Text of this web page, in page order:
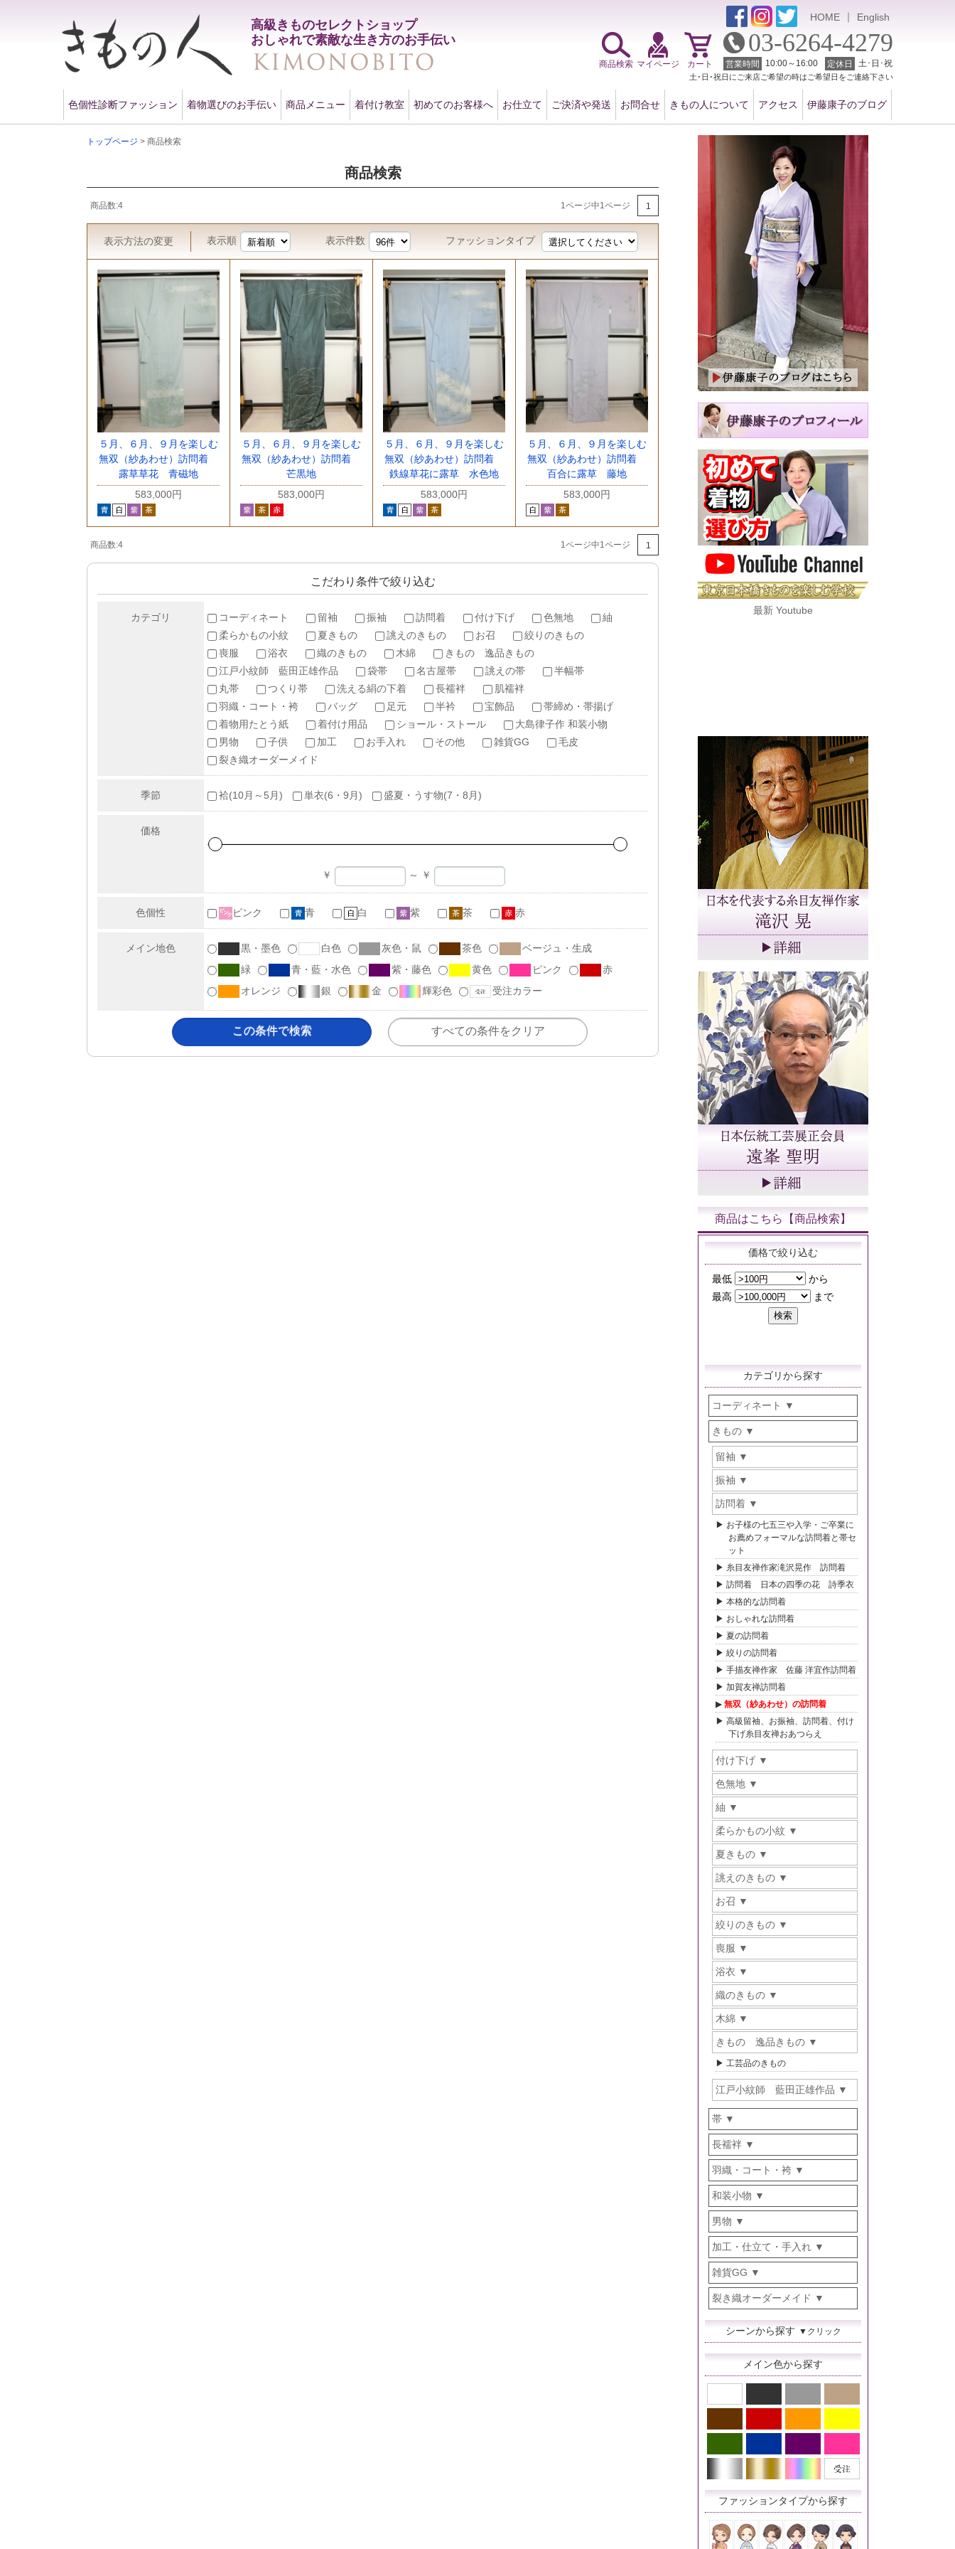
高級きものセレクトショップ
おしゃれで素敵な生き方のお手伝い
HOME ｜ English
色個性診断ファッション 着物選びのお手伝い 商品メニュー 着付け教室 初めてのお客様へ お仕立て ご決済や発送 お問合せ きもの人について アクセス 伊藤康子のブログ
商品検索 マイページ カート
03-6264-4279
営業時間 10:00～16:00 定休日 土･日･祝
土･日･祝日にご来店ご希望の時はご希望日をご連絡下さい
トップページ > 商品検索
商品検索
商品数:4 1ページ中1ページ 1
表示方法の変更 表示順 表示件数 ファッションタイプ
５月、６月、９月を楽しむ
無双（紗あわせ）訪問着
露草草花 青磁地
583,000円
５月、６月、９月を楽しむ
無双（紗あわせ）訪問着
芒黒地
583,000円
５月、６月、９月を楽しむ
無双（紗あわせ）訪問着
鉄線草花に露草 水色地
583,000円
５月、６月、９月を楽しむ
無双（紗あわせ）訪問着
百合に露草 藤地
583,000円
商品数:4 1ページ中1ページ 1
こだわり条件で絞り込む
カテゴリ コーディネート 留袖 振袖 訪問着 付け下げ 色無地
紬
柔らかもの小紋
夏きもの 誂えのきもの お召
絞りのきもの
喪服
浴衣 織のきもの 木綿
きもの 逸品きもの
江戸小紋師 藍田正雄作品
袋帯 名古屋帯 誂えの帯
半幅帯
丸帯
つくり帯 洗える絹の下着 長襦袢
肌襦袢
羽織・コート・袴
バッグ 足元 半衿 宝飾品
帯締め・帯揚げ
着物用たとう紙
着付け用品 ショール・ストール
大島律子作 和装小物
男物
子供 加工 お手入れ その他 雑貨GG
毛皮
裂き織オーダーメイド
季節 袷(10月～5月) 単衣(6・9月) 盛夏・うす物(7・8月)
価格
￥ ～ ￥
色個性 ピンク 青 白 紫 茶 赤
メイン地色 黒・墨色 白色 灰色・鼠 茶色
ベージュ・生成
緑
青・藍・水色 紫・藤色 黄色 ピンク
赤
オレンジ
銀 金 輝彩色 受注カラー
最新 Youtube
商品はこちら【商品検索】
価格で絞り込む
カテゴリから探す
コーディネート
きもの
留袖
振袖
訪問着
お子様の七五三や入学・ご卒業に
お薦めフォーマルな訪問着と帯セ
ット
糸目友禅作家滝沢晃作 訪問着
訪問着 日本の四季の花 詩季衣
本格的な訪問着
おしゃれな訪問着
夏の訪問着
絞りの訪問着
手描友禅作家 佐藤 洋宜作訪問着
加賀友禅訪問着
無双（紗あわせ）の訪問着
高級留袖、お振袖、訪問着、付け
下げ糸目友禅おあつらえ
付け下げ
色無地
紬
柔らかもの小紋
夏きもの
誂えのきもの
お召
絞りのきもの
喪服
浴衣
織のきもの
木綿
きもの 逸品きもの
工芸品のきもの
江戸小紋師 藍田正雄作品
帯
長襦袢
羽織・コート・袴
和装小物
男物
加工・仕立て・手入れ
雑貨GG
裂き織オーダーメイド
シーンから探す ▼クリック
メイン色から探す
ファッションタイプから探す